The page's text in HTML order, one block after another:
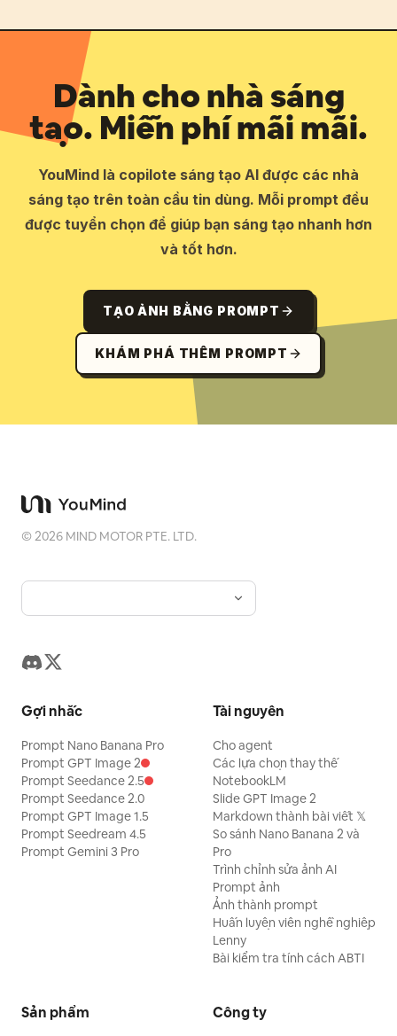
Dành cho nhà sáng
tạo. Miễn phí mãi mãi.
YouMind là copilote sáng tạo AI được các nhà
sáng tạo trên toàn cầu tin dùng. Mỗi prompt đều
được tuyển chọn để giúp bạn sáng tạo nhanh hơn
và tốt hơn.
TẠO ẢNH BẰNG PROMPT
KHÁM PHÁ THÊM PROMPT
©2026 MIND MOTOR PTE. LTD.
Gợi nhắc
Prompt Nano Banana Pro
Prompt GPT Image 2
Prompt Seedance 2.5
Prompt Seedance 2.0
Prompt GPT Image 1.5
Prompt Seedream 4.5
Prompt Gemini 3 Pro
Tài nguyên
Cho agent
Các lựa chọn thay thế
NotebookLM
Slide GPT Image 2
Markdown thành bài viết 𝕏
So sánh Nano Banana 2 và
Pro
Trình chỉnh sửa ảnh AI
Prompt ảnh
Ảnh thành prompt
Huấn luyện viên nghề nghiệp
Lenny
Bài kiểm tra tính cách ABTI
Sản phẩm Công ty